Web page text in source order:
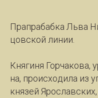
Прап­ра­баб­ка Льва
цов­ской ли­нии.
Кня­ги­ня
на, про­ис­хо­ди­ла из
кня­зей